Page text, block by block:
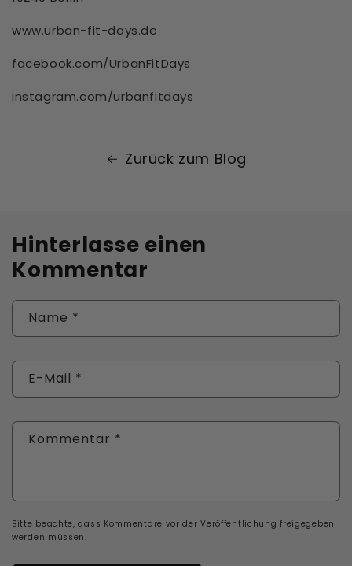
www.urban-fit-days.de
facebook.com/UrbanFitDays
instagram.com/urbanfitdays
Zurück zum Blog
Hinterlasse einen
Kommentar
Name *
E-Mail *
Kommentar *
Bitte beachte, dass Kommentare vor der Veröffentlichung freigegeben
werden müssen.